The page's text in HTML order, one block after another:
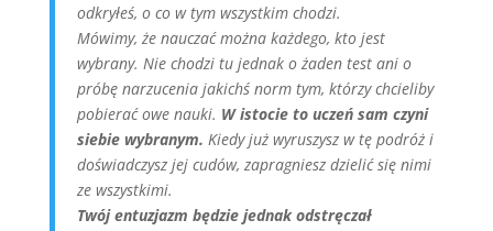
odkryłeś, o co w tym wszystkim chodzi.
Mówimy, że nauczać można każdego, kto jest
wybrany. Nie chodzi tu jednak o żaden test ani o
próbę narzucenia jakichś norm tym, którzy chcieliby
pobierać owe nauki. W istocie to uczeń sam czyni
siebie wybranym. Kiedy już wyruszysz w tę podróż i
doświadczysz jej cudów, zapragniesz dzielić się nimi
ze wszystkimi.
Twój entuzjazm będzie jednak odstręczał